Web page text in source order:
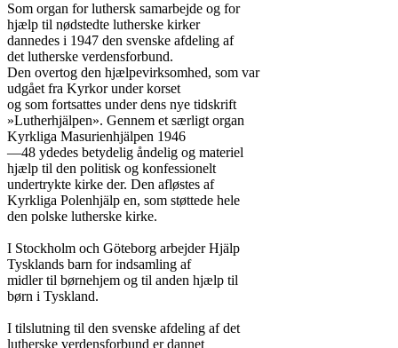
Som organ for luthersk samarbejde og for
hjælp til nødstedte lutherske kirker
dannedes i 1947 den svenske afdeling af
det lutherske verdensforbund.
Den overtog den hjælpevirksomhed, som var
udgået fra Kyrkor under korset
og som fortsattes under dens nye tidskrift
»Lutherhjälpen». Gennem et særligt organ
Kyrkliga Masurienhjälpen 1946
—48 ydedes betydelig åndelig og materiel
hjælp til den politisk og konfessionelt
undertrykte kirke der. Den afløstes af
Kyrkliga Polenhjälp en, som støttede hele
den polske lutherske kirke.
I Stockholm och Göteborg arbejder Hjälp
Tysklands barn for indsamling af
midler til børnehjem og til anden hjælp til
børn i Tyskland.
I tilslutning til den svenske afdeling af det
lutherske verdensforbund er dannet